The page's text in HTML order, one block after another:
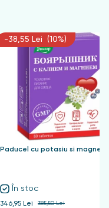
-38,55 Lei (10%)
Paducel cu potasiu si
În stoc
346,95 Lei 385,50 Lei